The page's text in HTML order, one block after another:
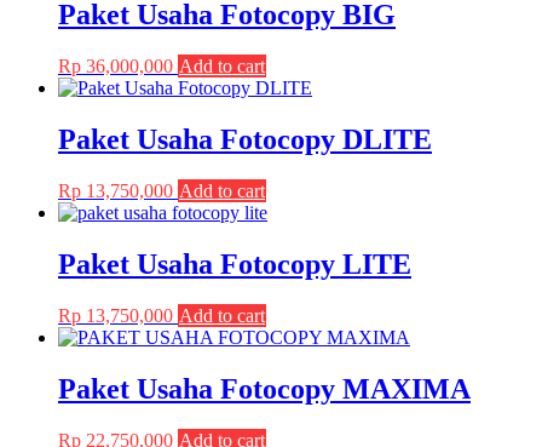
product
product
Paket Usaha Fotocopy BIG
Rp 36,000,000 Add to cart
Paket Usaha Fotocopy DLITE
Rp 13,750,000 Add to cart
Paket Usaha Fotocopy LITE
Rp 13,750,000 Add to cart
Paket Usaha Fotocopy MAXIMA
Rp 22,750,000 Add to cart